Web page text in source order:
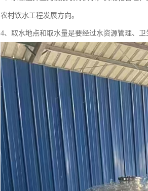
农村饮水工程发展方向。
4、取水地点和取水量是要经过水资源管理、